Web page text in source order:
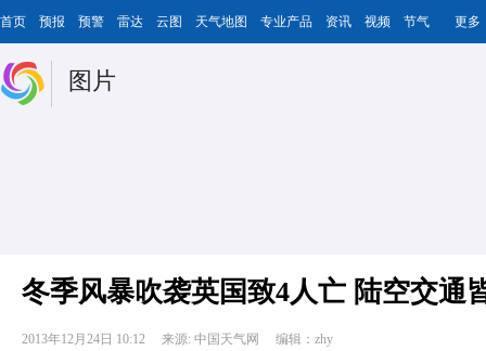
首页 预报 预警 雷达 云图 天气地图 专业产品 资讯 视频 节气 更多
图片
冬季风暴吹袭英国致4人亡 陆空交通
2013年12月24日 10:12 来源: 中国天气网 编辑：zhy